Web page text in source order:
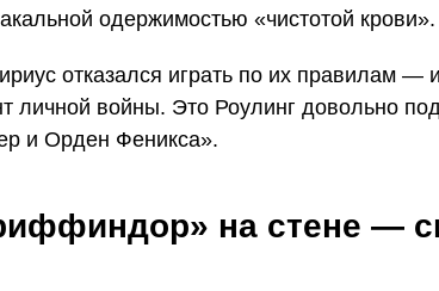
одержимостью «чистотой крови».
отказался играть по их правилам —
личной войны. Это Роулинг довольно
и Орден Феникса».
на стене —